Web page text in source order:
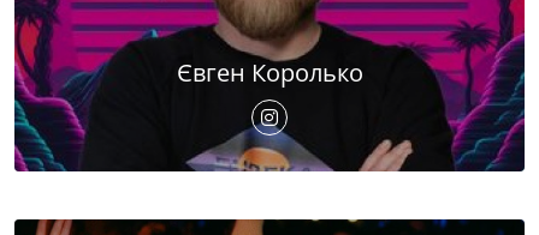
Євген Королько